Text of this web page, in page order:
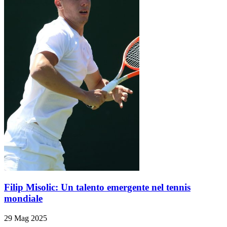
Filip Misolic: Un talento emergente nel tennis
mondiale
29 Mag 2025